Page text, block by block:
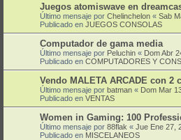
Juegos atomiswave en
Último mensaje por Chelinchelon « Sab
Publicado en JUEGOS CONSOLAS
Computador de gama media
Último mensaje por Peluchin « Dom Abr
Publicado en COMPUTADORES Y
Vendo MALETA ARCADE con 2
Último mensaje por batman « Dom Mar
Publicado en VENTAS
Women in Gaming: 100
Último mensaje por 88flak « Jue Ene 27,
Publicado en MISCELANEOS